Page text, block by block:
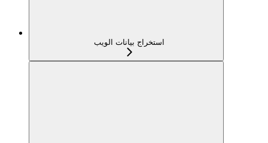
استخراج بيانات الويب